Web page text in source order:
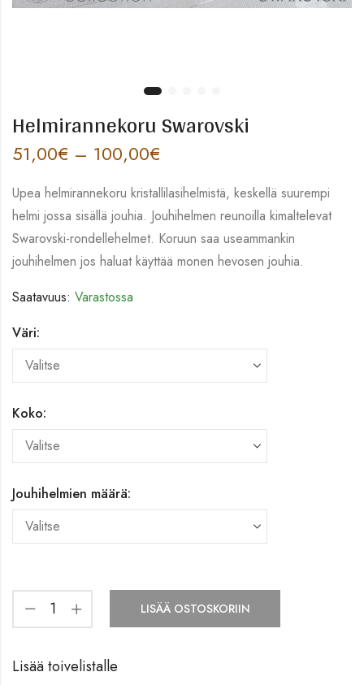
Helmirannekoru Swarovski
51,00€ – 100,00€
Upea helmirannekoru kristallilasihelmistä, keskellä suurempi
helmi jossa sisällä jouhia. Jouhihelmen reunoilla kimaltelevat
Swarovski-rondellehelmet. Koruun saa useammankin
jouhihelmen jos haluat käyttää monen hevosen jouhia.
Saatavuus: Varastossa
Väri:
Koko:
Jouhihelmien määrä:
LISÄÄ OSTOSKORIIN
Lisää toivelistalle